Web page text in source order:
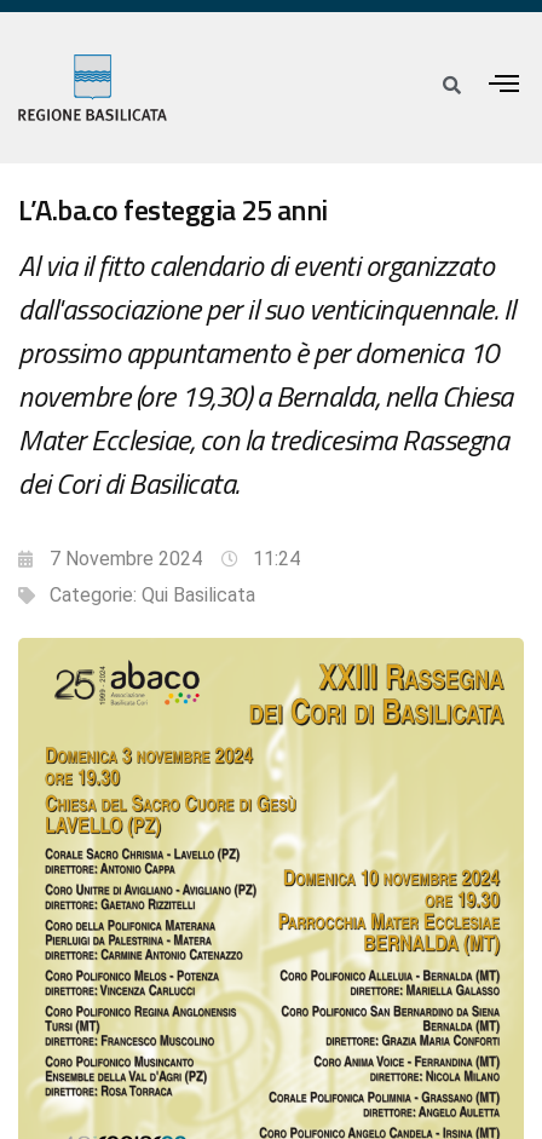
L’A.ba.co festeggia 25 anni
Al via il fitto calendario di eventi organizzato
dall'associazione per il suo venticinquennale. Il
prossimo appuntamento è per domenica 10
novembre (ore 19,30) a Bernalda, nella Chiesa
Mater Ecclesiae, con la tredicesima Rassegna
dei Cori di Basilicata.
7 Novembre 2024
11:24
Categorie: Qui Basilicata